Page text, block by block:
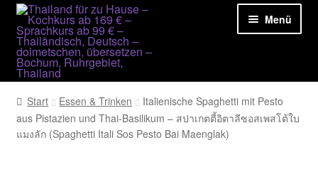
Zur
Navigation
springen
Zum
Inhalt
springen
Menü
Unsere Leistungen
öffnen
Rezepte und mehr
Start Essen & Trinken
Italienische Spaghetti mit Pesto
aus Pistazien und Thai-Basilikum – สปาเกตตี้อิตาลีซอสเพสโต้ใบ
แมงลัก (Spaghetti Itali Sos Pesto Bai Maenglak)